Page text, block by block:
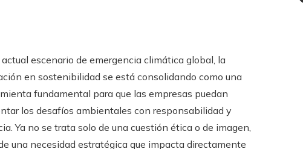
actual escenario de emergencia climática global, la
en sostenibilidad se está consolidando como una
fundamental para que las empresas puedan
los desafíos ambientales con responsabilidad y
Ya no se trata solo de una cuestión ética o de imagen,
una necesidad estratégica que impacta directamente